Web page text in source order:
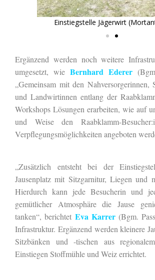
Einstiegstelle Jägerwirt
Ergänzend werden noch weitere
umgesetzt, wie Bernhard Ederer
„Gemeinsam mit den Nahversorgerinnen,
und Landwirtinnen entlang der
Workshops Lösungen erarbeiten, wie auf
und Weise den Raabklamm-
Verpflegungsmöglichkeiten angeboten
„Zusätzlich entsteht bei der
Jausenplatz mit Sitzgarnitur, Liegen und
Hierdurch kann jede Besucherin und
gemütlicher Atmosphäre die Jause
tanken“, berichtet Eva Karrer(Bgm.
Infrastruktur. Ergänzend werden kleinere
Sitzbänken und -tischen aus
Einstiegen Stoffmühle und Weiz errichtet.